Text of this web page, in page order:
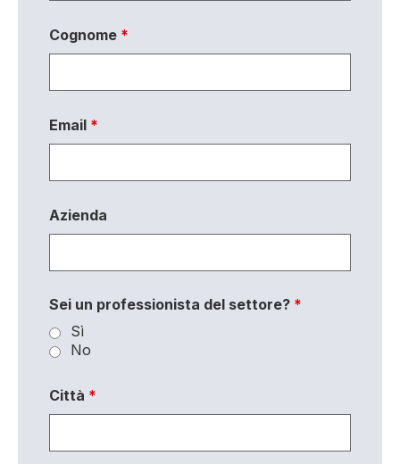
Cognome *
Email *
Azienda
Sei un professionista del settore? *
Sì
No
Città *